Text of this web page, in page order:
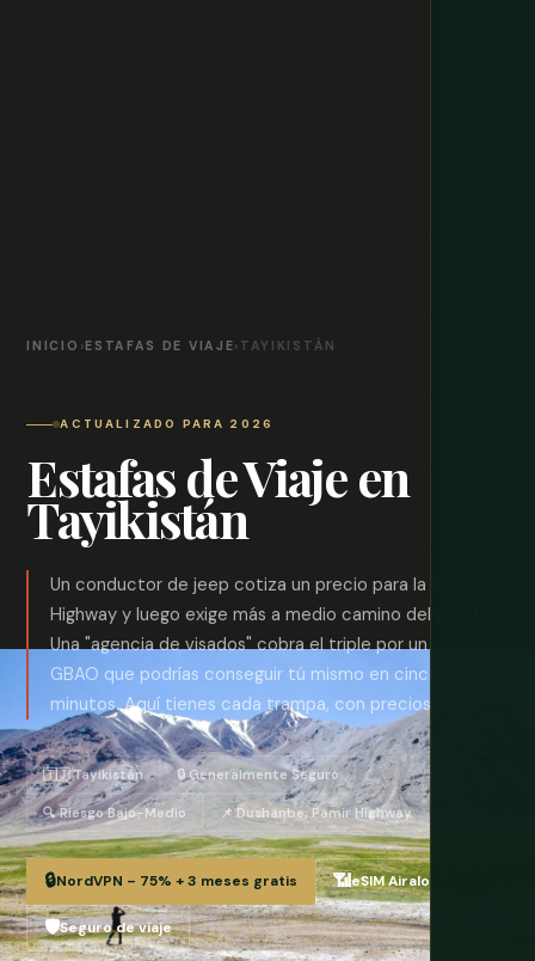
INICIO ›ESTAFAS DE VIAJE› TAYIKISTÁN
ACTUALIZADO PARA 2026
Estafas de Viaje en
Tayikistán
Un conductor de jeep cotiza un precio para la Pamir
Highway y luego exige más a medio camino del puerto.
Una "agencia de visados" cobra el triple por un permiso
GBAO que podrías conseguir tú mismo en cinco
minutos. Aquí tienes cada trampa, con precios reales.
🇹🇯 Tayikistán 🔒 Generalmente Seguro
🔍 Riesgo Bajo-Medio 📌 Dushanbe, Pamir Highway
🔒NordVPN – 75% + 3 meses gratis 📶eSIM Airalo
🛡️Seguro de viaje